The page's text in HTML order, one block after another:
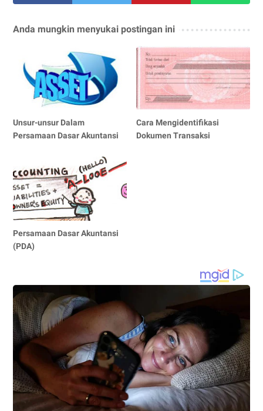
Anda mungkin menyukai postingan ini
Unsur-unsur Dalam
Persamaan Dasar Akuntansi
Cara Mengidentifikasi
Dokumen Transaksi
Persamaan Dasar Akuntansi
(PDA)